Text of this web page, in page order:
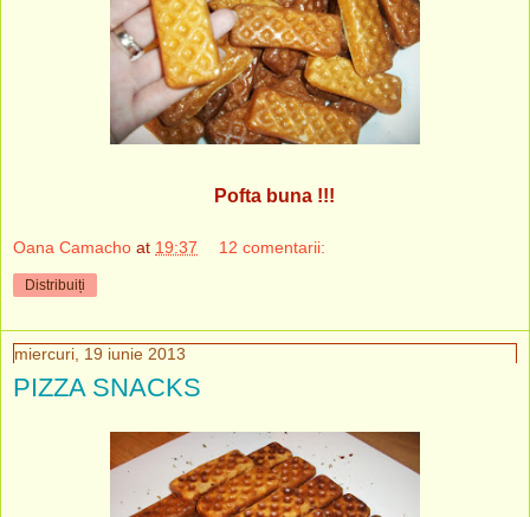
Pofta buna !!!
Oana Camacho at 19:37 12 comentarii:
Distribuiți
miercuri, 19 iunie 2013
PIZZA SNACKS